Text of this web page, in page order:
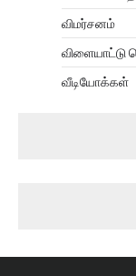
விமர்சனம்
விளையாட்டு
வீடியோக்கள்